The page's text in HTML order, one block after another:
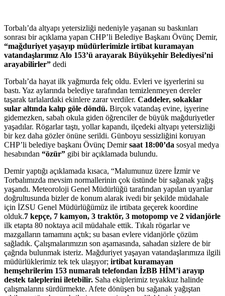
Torbalı’da altyapı yetersizliği nedeniyle yaşanan su baskınları
sonrası bir açıklama yapan CHP’li Belediye Başkanı Övünç Demir,
“mağduriyet yaşayıp müdürlerimizle irtibat kuramayan
vatandaşlarımız Alo 153’ü arayarak Büyükşehir Belediyesi’ni
arayabilirler” dedi
Torbalı’da hayat ilk yağmurda felç oldu. Evleri ve işyerlerini su
bastı. Yaz aylarında belediye tarafından temizlenmeyen dereler
taşarak tarlalardaki ekinlere zarar verdiler. Caddeler, sokaklar
sular altında kalıp göle döndü. Birçok vatandaş evine, işyerine
gidemezken, sabah okula giden öğrenciler de büyük mağduriyetler
yaşadılar. Rögarlar taştı, yollar kapandı, ilçedeki altyapı yetersizliği
bir kez daha gözler önüne serildi. Günboyu sessizliğini koruyan
CHP’li belediye başkanı Övünç Demirsaat 18:00’da sosyal medya
hesabından “özür” gibi bir açıklamada bulundu.
Demir yaptığı açıklamada kısaca, “Malumunuz üzere İzmir ve
Torbalımızda mevsim normallerinin çok üstünde bir sağanak yağış
yaşandı. Meteoroloji Genel Müdürlüğü tarafından yapılan uyarılar
doğrultusunda bizler de konum alarak ivedi bir şekilde müdahale
için İZSU Genel Müdürlüğümüz ile irtibata geçerek koordine
olduk.7 kepçe, 7 kamyon, 3 traktör, 3 motopomp ve 2 vidanjörle
ilk etapta 80 noktaya acil müdahale ettik. Tıkalı rögarlar ve
mazgalların tamamını açtık; su basan evlere vidanjörle çözüm
sağladık. Çalışmalarımızın son aşamasında, sahadan sizlere de bir
çağrıda bulunmak isteriz. Mağduriyet yaşayan vatandaşlarımıza ilgili
müdürlüklerimiz tek tek ulaşıyor; irtibat kuramayan
hemşehrilerim 153 numaralı telefondan İzBB HİM’i arayıp
destek taleplerini iletebilir. Saha ekiplerimiz teyakkuz halinde
çalışmalarını sürdürmekte. Afete dönüşen bu sağanak yağıştan